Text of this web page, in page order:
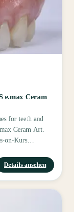
e.max Ceram
for teeth and
Ceram Art.
on-Kurs
von
und
– mit
Details ansehen